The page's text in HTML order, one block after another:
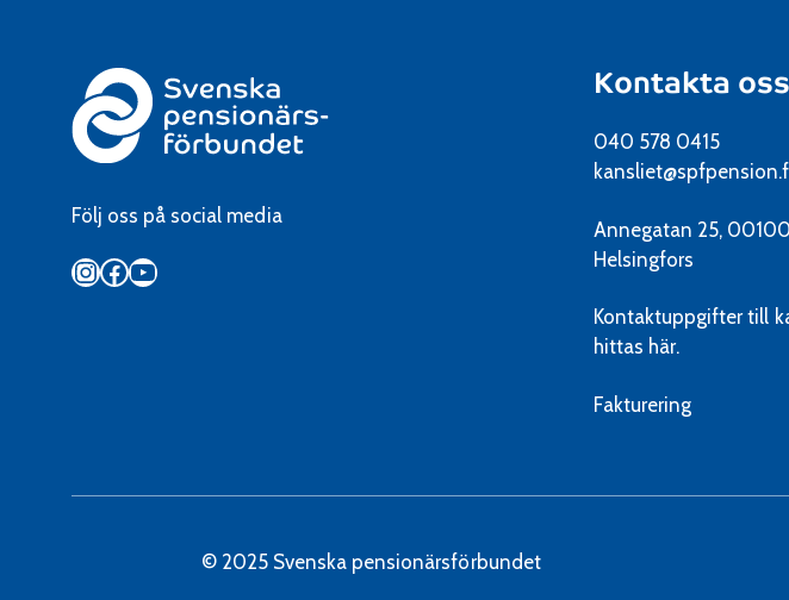
Följ oss på social media
Instagram
Facebook
YouTube
Kontakta oss
040 578 0415
Annegatan 25, 00100
Helsingfors
Kontaktuppgifter till
hittas här.
Fakturering
© 2025 Svenska pensionärsförbundet